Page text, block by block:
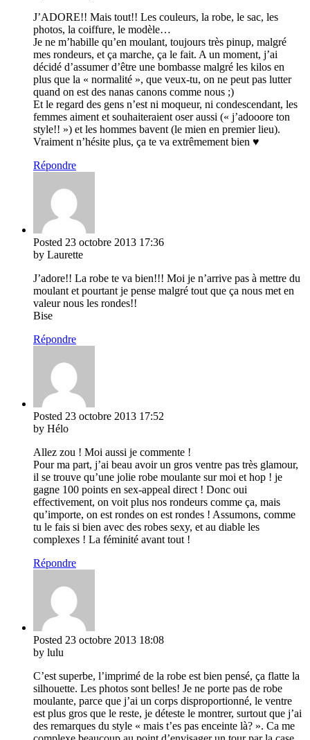
J’ADORE!! Mais tout!! Les couleurs, la robe, le sac, les
photos, la coiffure, le modèle…
Je ne m’habille qu’en moulant, toujours très pinup, malgré
mes rondeurs, et ça marche, ça le fait. A un moment, j’ai
décidé d’assumer d’être une bombasse malgré les kilos en
plus que la « normalité », que veux-tu, on ne peut pas lutter
quand on est des nanas canons comme nous ;)
Et le regard des gens n’est ni moqueur, ni condescendant, les
femmes aiment et souhaiteraient oser aussi (« j’adooore ton
style!! ») et les hommes bavent (le mien en premier lieu).
Vraiment n’hésite plus, ça te va extrêmement bien ♥
Répondre
Posted 23 octobre 2013 17:36
by Laurette
J’adore!! La robe te va bien!!! Moi je n’arrive pas à mettre du
moulant et pourtant je pense malgré tout que ça nous met en
valeur nous les rondes!!
Bise
Répondre
Posted 23 octobre 2013 17:52
by Hélo
Allez zou ! Moi aussi je commente !
Pour ma part, j’ai beau avoir un gros ventre pas très glamour,
il se trouve qu’une jolie robe moulante sur moi et hop ! je
gagne 100 points en sex-appeal direct ! Donc oui
effectivement, on voit plus nos rondeurs comme ça, mais
qu’importe, on est rondes on est rondes ! Assumons, comme
tu le fais si bien avec des robes sexy, et au diable les
complexes ! La féminité avant tout !
Répondre
Posted 23 octobre 2013 18:08
by lulu
C’est superbe, l’imprimé de la robe est bien pensé, ça flatte la
silhouette. Les photos sont belles! Je ne porte pas de robe
moulante, parce que j’ai un corps disproportionné, le ventre
est plus gros que le reste, je déteste le montrer, surtout que j’ai
des remarques du style « mais t’es pas enceinte là? ». Ca me